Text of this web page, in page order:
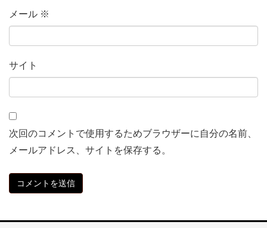
メール ※
サイト
次回のコメントで使用するためブラウザーに自分の名前、
メールアドレス、サイトを保存する。